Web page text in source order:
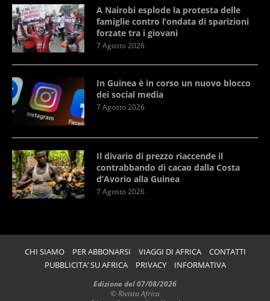
A Nairobi esplode la protesta delle
famiglie contro l’ondata di sparizioni
forzate tra i giovani
7 Agosto 2026
In Guinea è in corso un nuovo blocco
dei social media
7 Agosto 2026
Il divario di prezzo riaccende il
contrabbando di cacao dalla Costa
d’Avorio alla Guinea
7 Agosto 2026
CHI SIAMO PER ABBONARSI VIAGGI DI AFRICA
CONTATTI
PUBBLICITA’ SU AFRICA
PRIVACY
INFORMATIVA
Edizione del 07/08/2026
© Rivista Africa